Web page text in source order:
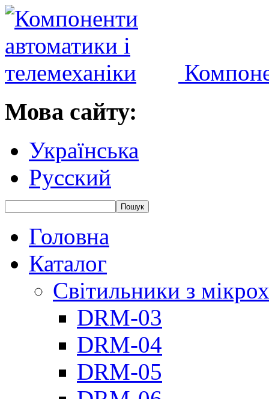
Мова сайту:
Українська
Русский
Головна
Каталог
Світильники з
DRM-03
DRM-04
DRM-05